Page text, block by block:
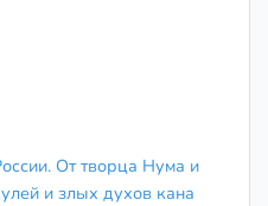
От творца Нума и
и злых духов кана